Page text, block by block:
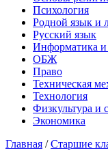
Психология
Родной язык и
Русский язык
Информатика
ОБЖ
Право
Техническая
Технология
Физкультура и
Экономика
Главная /Старшие